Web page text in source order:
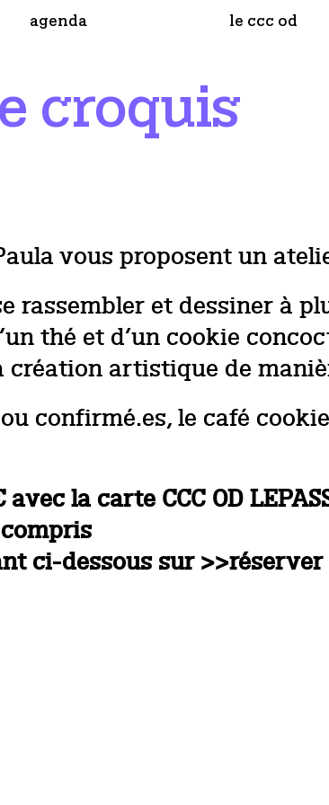
agenda le ccc od
croquis
vous proposent un
rassembler et dessiner à
thé et d’un cookie
création artistique de
confirmé.es, le café
la carte CCC OD
ci-dessous sur >>réserver